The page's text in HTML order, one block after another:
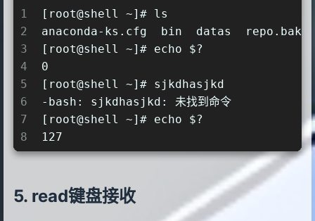
24
25
26
27
28
29
30
[root@shell datas]# ./para2.sh 11 22
11 22 33 44             #整体，循环1次
------------------
33
1
2
3
4
5
6
7
8
[root@shell ~]# ls
anaconda-ks.cfg  bin  datas  repo.bak
[root@shell ~]# echo $?
0
[root@shell ~]# sjkdhasjkd
-bash: sjkdhasjkd: 未找到命令
[root@shell ~]# echo $?
127
read键盘接收